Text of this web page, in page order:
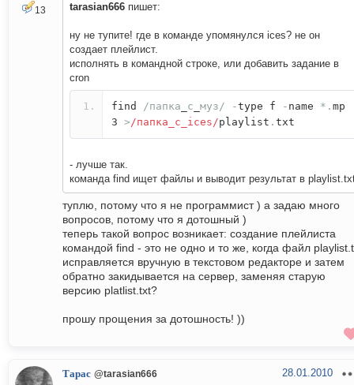
13 tarasian666 пишет:
ну не тупите! где в команде упомянулся ices? не он
создает плейлист.
исполнять в командной строке, или добавить задание в
cron
find /папка с муз/ -type f - name *. mp
3 >/папка_с_ices/playlist . txt
- лучше так.
команда find ищет файлы и выводит результат в
туплю, потому что я не программист ) а задаю много
вопросов, потому что я дотошный )
теперь такой вопрос возникает: создание плейлиста
командой find - это не одно и то же, когда файл
исправляется вручную в текстовом редакторе и затем
обратно закидывается на сервер, заменяя старую
версию platlist.txt?
прошу прощения за дотошность! ))
Тарас @tarasian666 28.01.2010